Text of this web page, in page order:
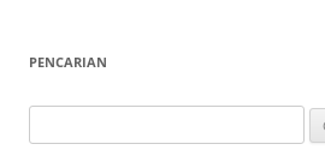
PENCARIAN
untuk: